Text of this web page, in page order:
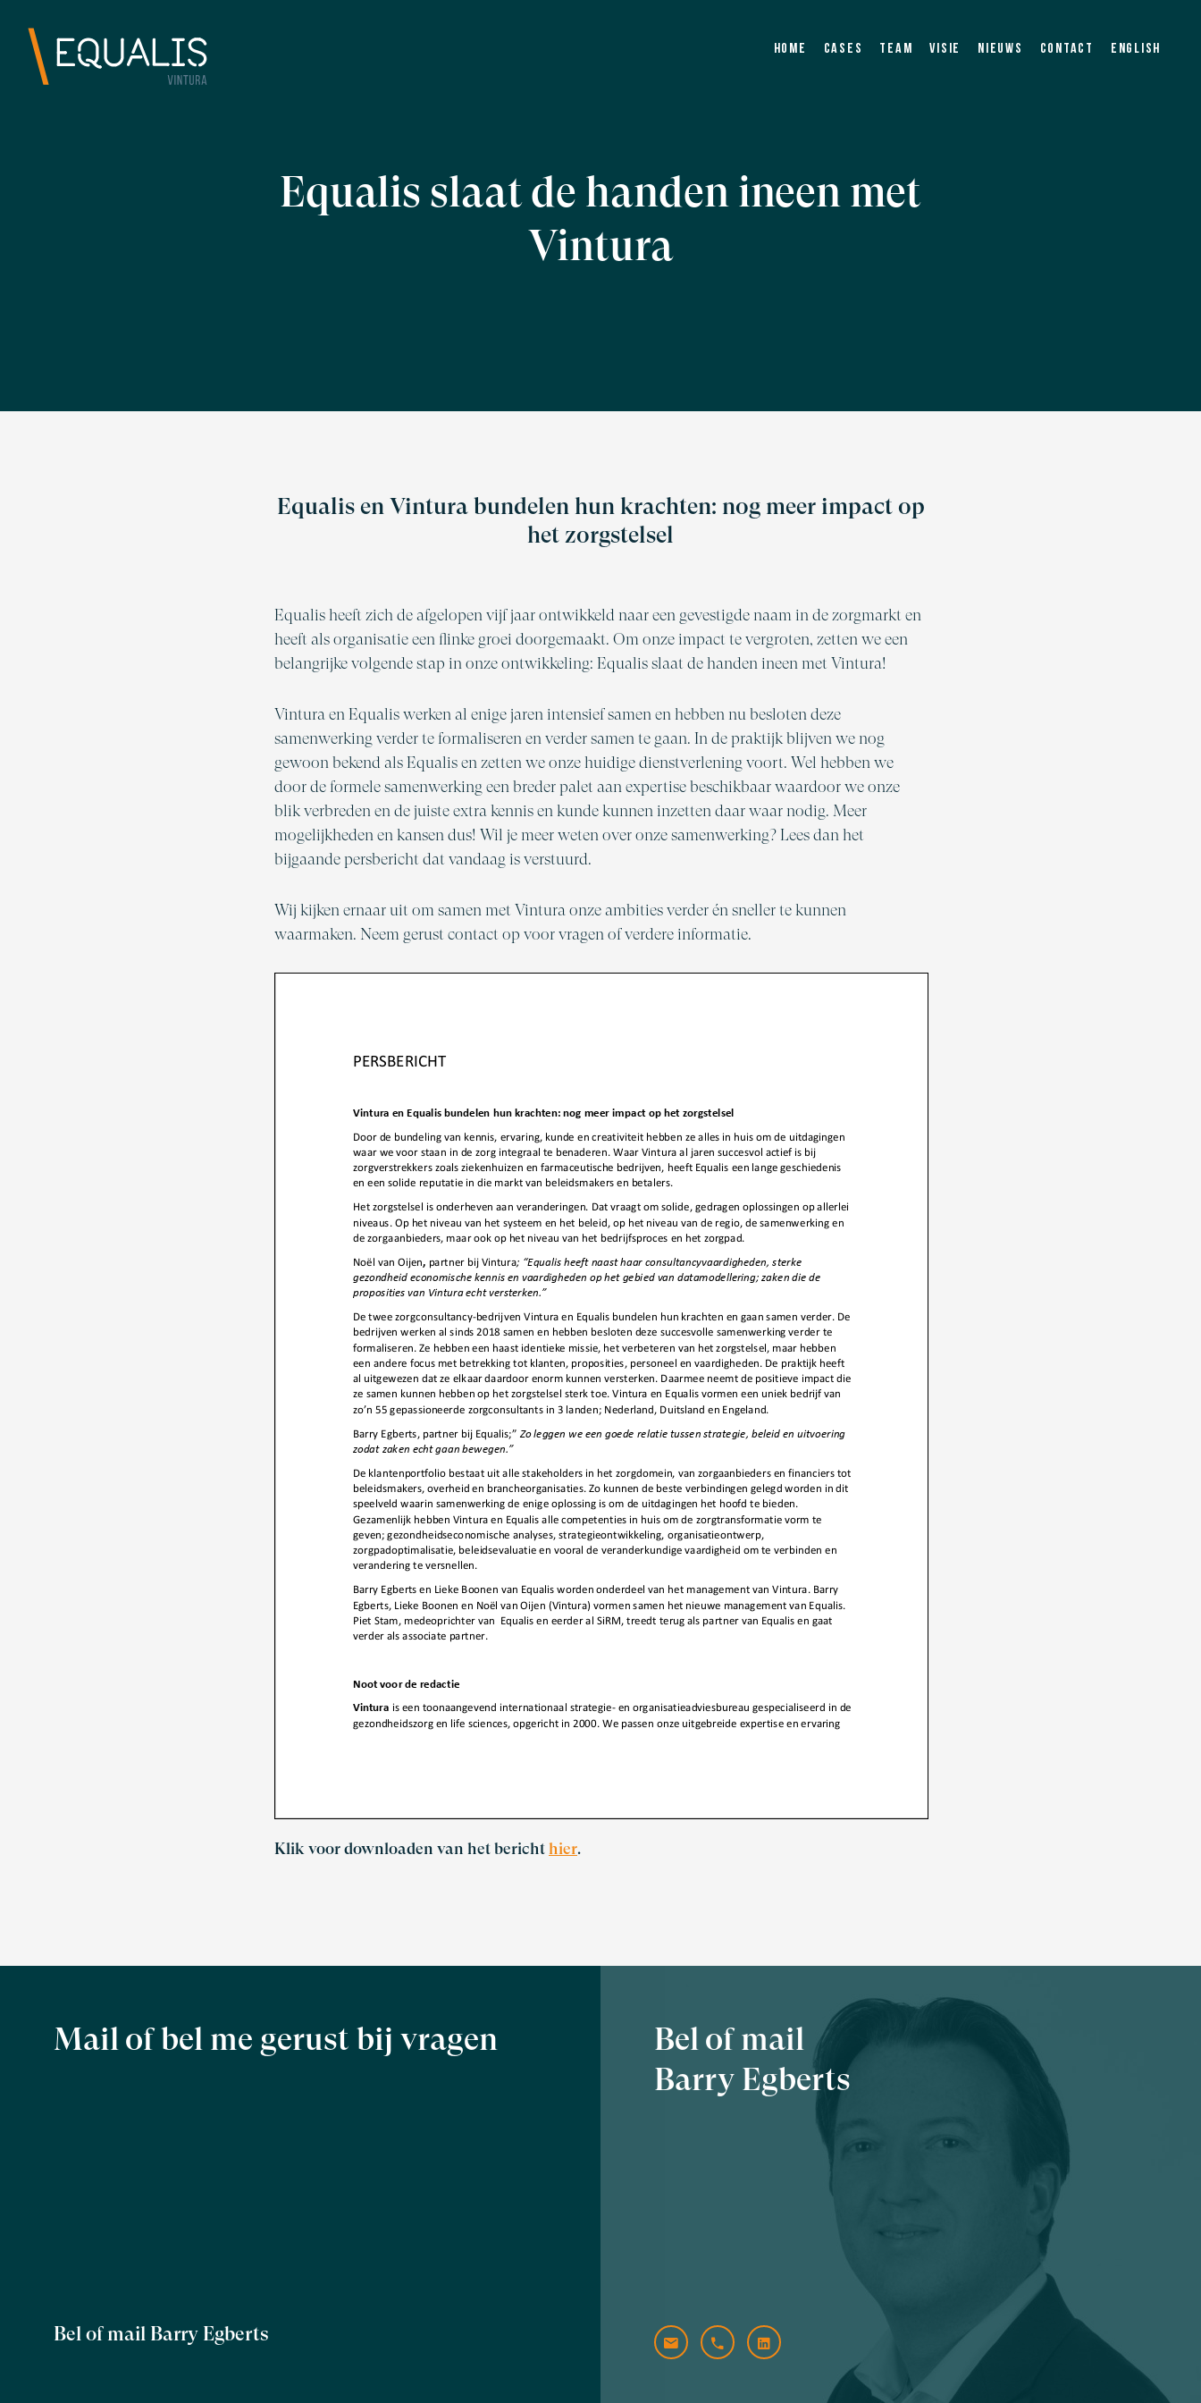
home cases team visie nieuws contact english
Equalis slaat de handen ineen met
Vintura
Equalis en Vintura bundelen hun krachten: nog meer impact op
het zorgstelsel
Equalis heeft zich de afgelopen vijf jaar ontwikkeld naar een gevestigde naam in de zorgmarkt en
heeft als organisatie een flinke groei doorgemaakt. Om onze impact te vergroten, zetten we een
belangrijke volgende stap in onze ontwikkeling: Equalis slaat de handen ineen met Vintura!
Vintura en Equalis werken al enige jaren intensief samen en hebben nu besloten deze
samenwerking verder te formaliseren en verder samen te gaan. In de praktijk blijven we nog
gewoon bekend als Equalis en zetten we onze huidige dienstverlening voort. Wel hebben we
door de formele samenwerking een breder palet aan expertise beschikbaar waardoor we onze
blik verbreden en de juiste extra kennis en kunde kunnen inzetten daar waar nodig. Meer
mogelijkheden en kansen dus! Wil je meer weten over onze samenwerking? Lees dan het
bijgaande persbericht dat vandaag is verstuurd.
Wij kijken ernaar uit om samen met Vintura onze ambities verder én sneller te kunnen
waarmaken. Neem gerust contact op voor vragen of verdere informatie.
Klik voor downloaden van het berichthier.
Mail of bel me gerust bij vragen
Bel of mail Barry Egberts
Bel of mail
Barry Egberts